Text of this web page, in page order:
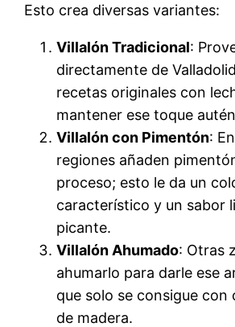
Esto crea diversas variantes:
Villalón Tradicional:
directamente de
recetas originales con
mantener ese toque
Villalón con Pimentón:
regiones añaden
proceso; esto le da un
característico y un sabor
picante.
Villalón Ahumado: Otras
ahumarlo para darle ese
que solo se consigue
de madera.